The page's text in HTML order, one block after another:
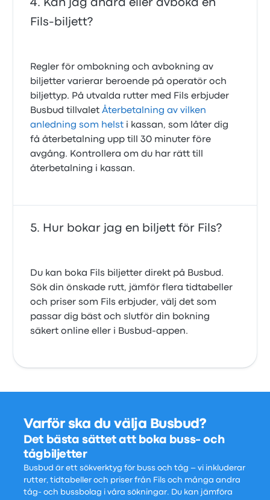
Kan jag ändra eller avboka en
Fils-biljett?
Regler för ombokning och avbokning av
biljetter varierar beroende på operatör och
biljettyp. På utvalda rutter med Fils erbjuder
Busbud tillvaletÅterbetalning av vilken
anledning som helst i kassan, som låter dig
få återbetalning upp till 30 minuter före
avgång. Kontrollera om du har rätt till
återbetalning i kassan.
Hur bokar jag en biljett för Fils?
Du kan boka Fils biljetter direkt på Busbud.
Sök din önskade rutt, jämför flera tidtabeller
och priser som Fils erbjuder, välj det som
passar dig bäst och slutför din bokning
säkert online eller i Busbud-appen.
Varför ska du välja Busbud?
Det bästa sättet att boka buss- och
tågbiljetter
Busbud är ett sökverktyg för buss och tåg – vi inkluderar
rutter, tidtabeller och priser från Fils och många andra
tåg- och bussbolag i våra sökningar. Du kan jämföra